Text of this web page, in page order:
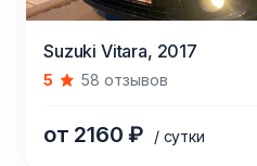
Suzuki Vitara, 2017
5 58 отзывов
от 2160 ₽ / сутки